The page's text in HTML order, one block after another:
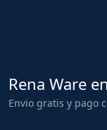
Rena Ware
Envio gratis y pago